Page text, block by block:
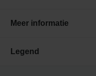
Meer informatie
Legend